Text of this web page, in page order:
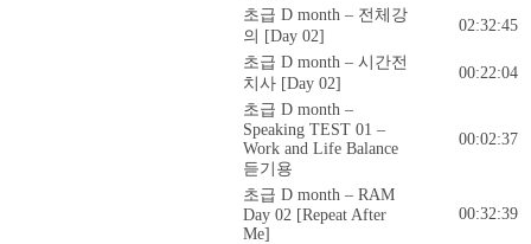
초급 D month – 전체강
의 [Day 02]
02:32:45
초급 D month – 시간전
치사 [Day 02]
00:22:04
초급 D month –
Speaking TEST 01 –
Work and Life Balance
듣기용
00:02:37
초급 D month – RAM
Day 02 [Repeat After
Me]
00:32:39